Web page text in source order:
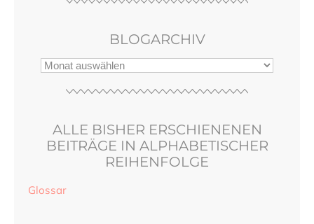
BLOGARCHIV
ALLE BISHER ERSCHIENENEN
BEITRÄGE IN ALPHABETISCHER
REIHENFOLGE
Glossar